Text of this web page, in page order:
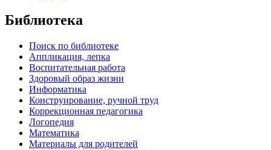
Библиотека
Поиск по библиотеке
Аппликация, лепка
Воспитательная работа
Здоровый образ жизни
Информатика
Конструирование, ручной труд
Коррекционная педагогика
Логопедия
Математика
Материалы для родителей